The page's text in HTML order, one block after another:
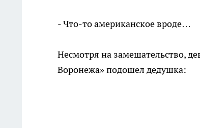
- Что-то американское вроде…
Несмотря на замешательство,
Воронежа» подошел дедушка: